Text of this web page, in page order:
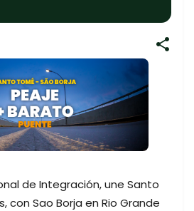
de Integración, une Santo
con Sao Borja en Rio Grande